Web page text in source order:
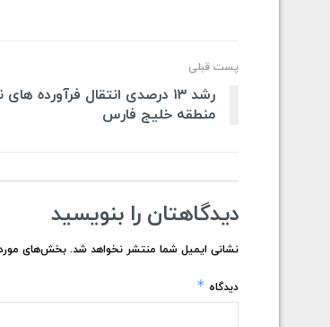
پست قبلی
رشد ۱۳ درصدی انتقال فرآورده
منطقه خلیج فارس
دیدگاهتان را بنویسید
نشانی ایمیل شما منتشر نخواهد شد. بخش‌های
دیدگاه *